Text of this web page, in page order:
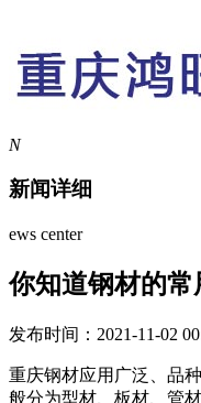
N
新闻详细
ews center
你知道钢材的常
发布时间：2021-11-02
重庆钢材应用广泛、品
般分为型材、板材、管